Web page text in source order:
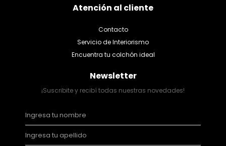
Atención al cliente
Contacto
Servicio de Interiorismo
Encuentra tu colchón ideal
Newsletter
¡Suscribite y recibí todas nuestras novedades!